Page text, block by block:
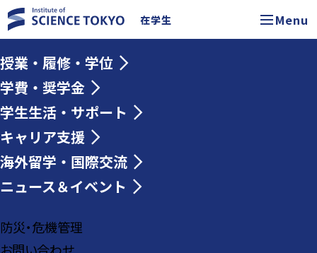
在学生 Menu
授業・履修・学位
学費・奨学金
学生生活・サポート
キャリア支援
海外留学・国際交流
ニュース＆イベント
防災・危機管理